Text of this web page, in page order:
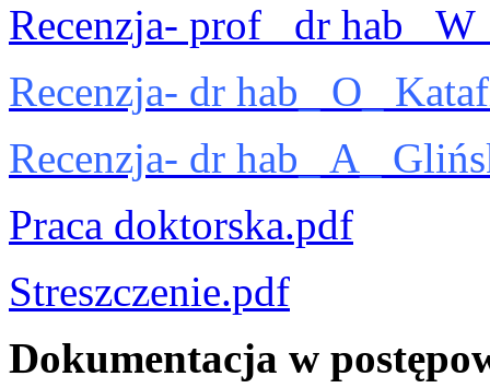
Recenzja- prof_ dr hab_
Recenzja- dr hab_ O_
Recenzja- dr hab_ A_
Praca doktorska.pdf
Streszczenie.pdf
Dokumentacja w